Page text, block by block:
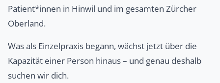
Patient*innen in Hinwil und im gesamten Zürcher
Oberland.
Was als Einzelpraxis begann, wächst jetzt über die
Kapazität einer Person hinaus – und genau deshalb
suchen wir dich.